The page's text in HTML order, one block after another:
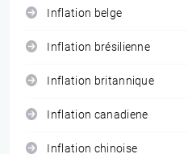
Inflation belge
Inflation brésilienne
Inflation britannique
Inflation canadiene
Inflation chinoise